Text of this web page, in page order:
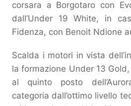
corsara a Borgotaro con
dall’Under 19 White, in
Fidenza, con Benoit Ndione
Scalda i motori in vista
la formazione Under 13
al quinto posto
categoria dall’ottimo livello